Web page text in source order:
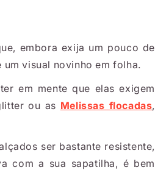
embora exija um pouco de
visual novinho em folha.
em mente que elas exigem
ou as Melissas flocadas,
ser bastante resistente,
com a sua sapatilha, é bem